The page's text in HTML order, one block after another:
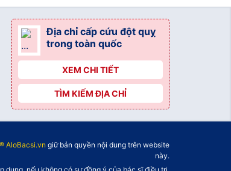
Địa chỉ cấp cứu đột quỵ
trong toàn quốc
XEM CHI TIẾT
TÌM KIẾM ĐỊA CHỈ
® AloBacsi.vn giữ bản quyền nội dung trên website
này.